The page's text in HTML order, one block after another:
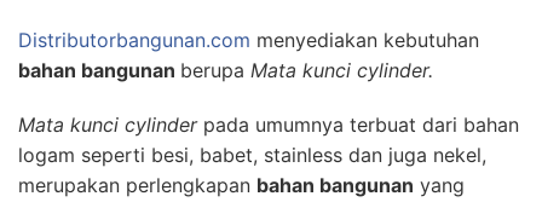
Distributorbangunan.com menyediakan kebutuhan
bahan bangunan berupa Mata kunci cylinder.
Mata kunci cylinderpada umumnya terbuat dari bahan
logam seperti besi, babet, stainless dan juga nekel,
merupakan perlengkapan bahan bangunan yang